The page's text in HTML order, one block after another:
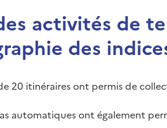
activités de
des
20 itinéraires ont permis de
automatiques ont également